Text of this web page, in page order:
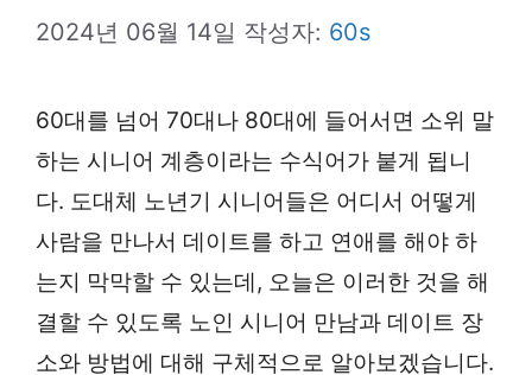
2024년 06월 14일 작성자: 60s
60대를 넘어 70대나 80대에 들어서면 소위 말
하는 시니어 계층이라는 수식어가 붙게 됩니
다. 도대체 노년기 시니어들은 어디서 어떻게
사람을 만나서 데이트를 하고 연애를 해야 하
는지 막막할 수 있는데, 오늘은 이러한 것을 해
결할 수 있도록 노인 시니어 만남과 데이트 장
소와 방법에 대해 구체적으로 알아보겠습니다.